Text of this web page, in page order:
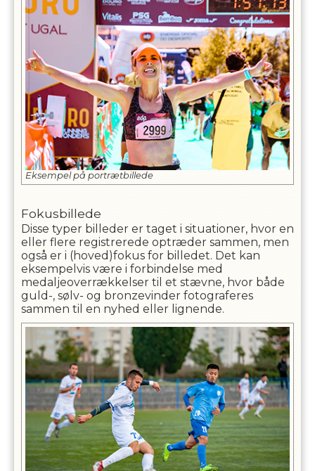
Eksempel på portrætbillede
Fokusbillede
Disse typer billeder er taget i situationer, hvor en
eller flere registrerede optræder sammen, men
også er i (hoved)fokus for billedet. Det kan
eksempelvis være i forbindelse med
medaljeoverrækkelser til et stævne, hvor både
guld-, sølv- og bronzevinder fotograferes
sammen til en nyhed eller lignende.